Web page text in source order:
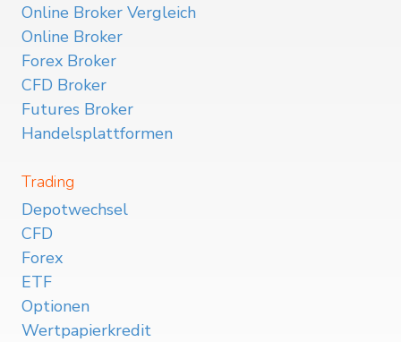
Online Broker Vergleich
Online Broker
Forex Broker
CFD Broker
Futures Broker
Handelsplattformen
Trading
Depotwechsel
CFD
Forex
ETF
Optionen
Wertpapierkredit